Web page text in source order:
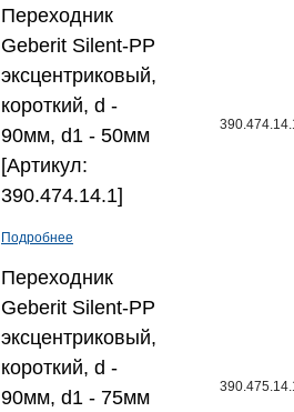
Переходник
Geberit Silent-PP
эксцентриковый,
короткий, d -
90мм, d1 - 50мм
[Артикул:
390.474.14.1]
Подробнее
Переходник
Geberit Silent-PP
эксцентриковый,
короткий, d -
90мм, d1 - 75мм